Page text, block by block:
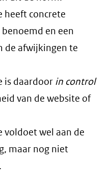
heeft concrete
en een
de afwijkingen te
is daardoor in control
van de website of
voldoet wel aan de
maar nog niet